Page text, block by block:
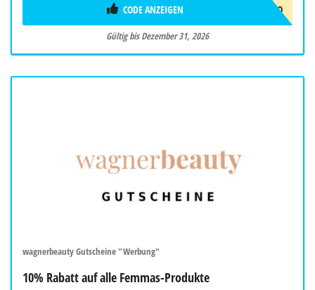
HALLO
CODE ANZEIGEN
Gültig bis Dezember 31, 2026
wagnerbeauty Gutscheine "Werbung"
10% Rabatt auf alle Femmas-Produkte